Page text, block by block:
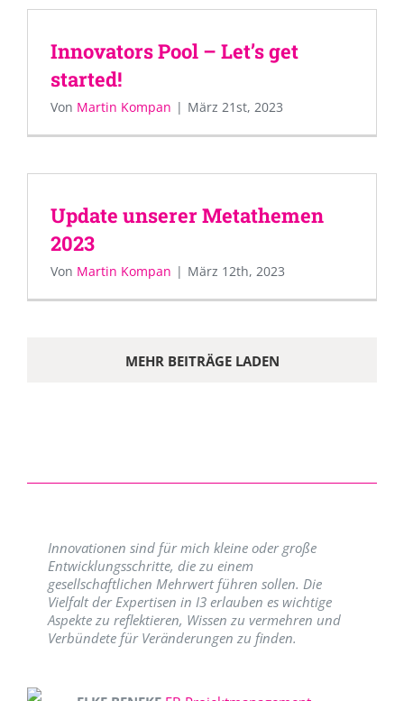
Innovators Pool – Let’s get
started!
Von Martin Kompan | März 21st, 2023
Update unserer Metathemen
2023
Von Martin Kompan | März 12th, 2023
MEHR BEITRÄGE LADEN
Innovationen sind für mich kleine oder große
Entwicklungsschritte, die zu einem
gesellschaftlichen Mehrwert führen sollen. Die
Vielfalt der Expertisen in I3 erlauben es wichtige
Aspekte zu reflektieren, Wissen zu vermehren und
Verbündete für Veränderungen zu finden.